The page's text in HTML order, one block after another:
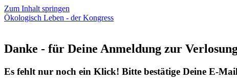
Zum Inhalt springen
Ökologisch Leben - der Kongress
Danke - für Deine Anmeldung zur
Es fehlt nur noch ein Klick! Bitte bestätige Deine E-